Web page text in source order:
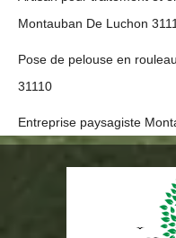
Montauban De Luchon
Pose de pelouse en
31110
Entreprise paysagiste